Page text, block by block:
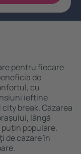
pentru fiecare
de
cu
ieftine
break. Cazarea
lângă
populare.
de cazare în